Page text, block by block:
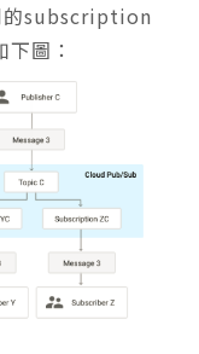
的subscription
圖：